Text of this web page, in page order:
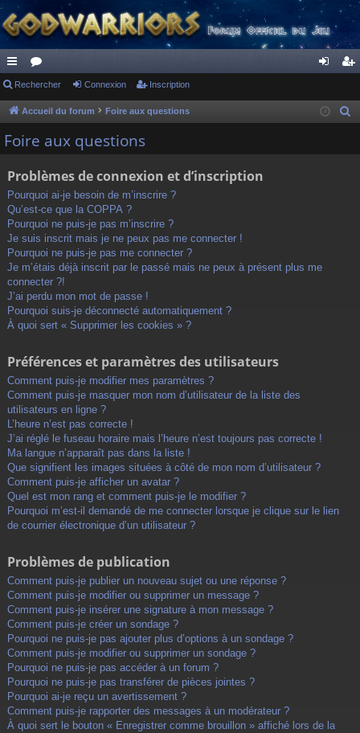
ac
co
ur
s
or
u ne cri
Rechercher Connexion Inscription
Accueil du forum Foire aux questions
Foire aux questions
Problèmes de connexion et d’inscription
Pourquoi ai-je besoin de m’inscrire ?
Qu’est-ce que la COPPA ?
Pourquoi ne puis-je pas m’inscrire ?
Je suis inscrit mais je ne peux pas me connecter !
Pourquoi ne puis-je pas me connecter ?
Je m’étais déjà inscrit par le passé mais ne peux à présent plus me
connecter ?!
J’ai perdu mon mot de passe !
Pourquoi suis-je déconnecté automatiquement ?
À quoi sert « Supprimer les cookies » ?
Préférences et paramètres des utilisateurs
Comment puis-je modifier mes paramètres ?
Comment puis-je masquer mon nom d’utilisateur de la liste des
utilisateurs en ligne ?
L’heure n’est pas correcte !
J’ai réglé le fuseau horaire mais l’heure n’est toujours pas correcte !
Ma langue n’apparaît pas dans la liste !
Que signifient les images situées à côté de mon nom d’utilisateur ?
Comment puis-je afficher un avatar ?
Quel est mon rang et comment puis-je le modifier ?
Pourquoi m’est-il demandé de me connecter lorsque je clique sur le lien
de courrier électronique d’un utilisateur ?
Problèmes de publication
Comment puis-je publier un nouveau sujet ou une réponse ?
Comment puis-je modifier ou supprimer un message ?
Comment puis-je insérer une signature à mon message ?
Comment puis-je créer un sondage ?
Pourquoi ne puis-je pas ajouter plus d’options à un sondage ?
Comment puis-je modifier ou supprimer un sondage ?
Pourquoi ne puis-je pas accéder à un forum ?
Pourquoi ne puis-je pas transférer de pièces jointes ?
Pourquoi ai-je reçu un avertissement ?
Comment puis-je rapporter des messages à un modérateur ?
À quoi sert le bouton « Enregistrer comme brouillon » affiché lors de la